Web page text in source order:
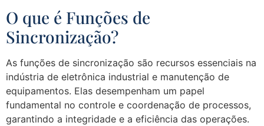
O que é Funções de
Sincronização?
As funções de sincronização são recursos essenciais na
indústria de eletrônica industrial e manutenção de
equipamentos. Elas desempenham um papel
fundamental no controle e coordenação de processos,
garantindo a integridade e a eficiência das operações.